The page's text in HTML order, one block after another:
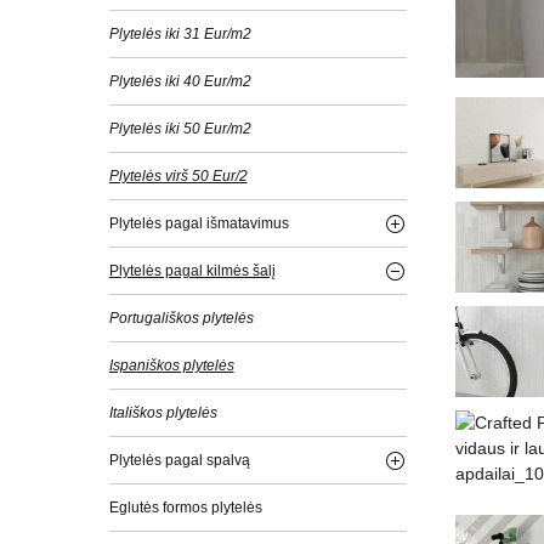
Plytelės iki 31 Eur/m2
Plytelės iki 40 Eur/m2
Plytelės iki 50 Eur/m2
Plytelės virš 50 Eur/2
Plytelės pagal išmatavimus
Plytelės pagal kilmės šalį
Portugališkos plytelės
Ispaniškos plytelės
Itališkos plytelės
Plytelės pagal spalvą
Eglutės formos plytelės